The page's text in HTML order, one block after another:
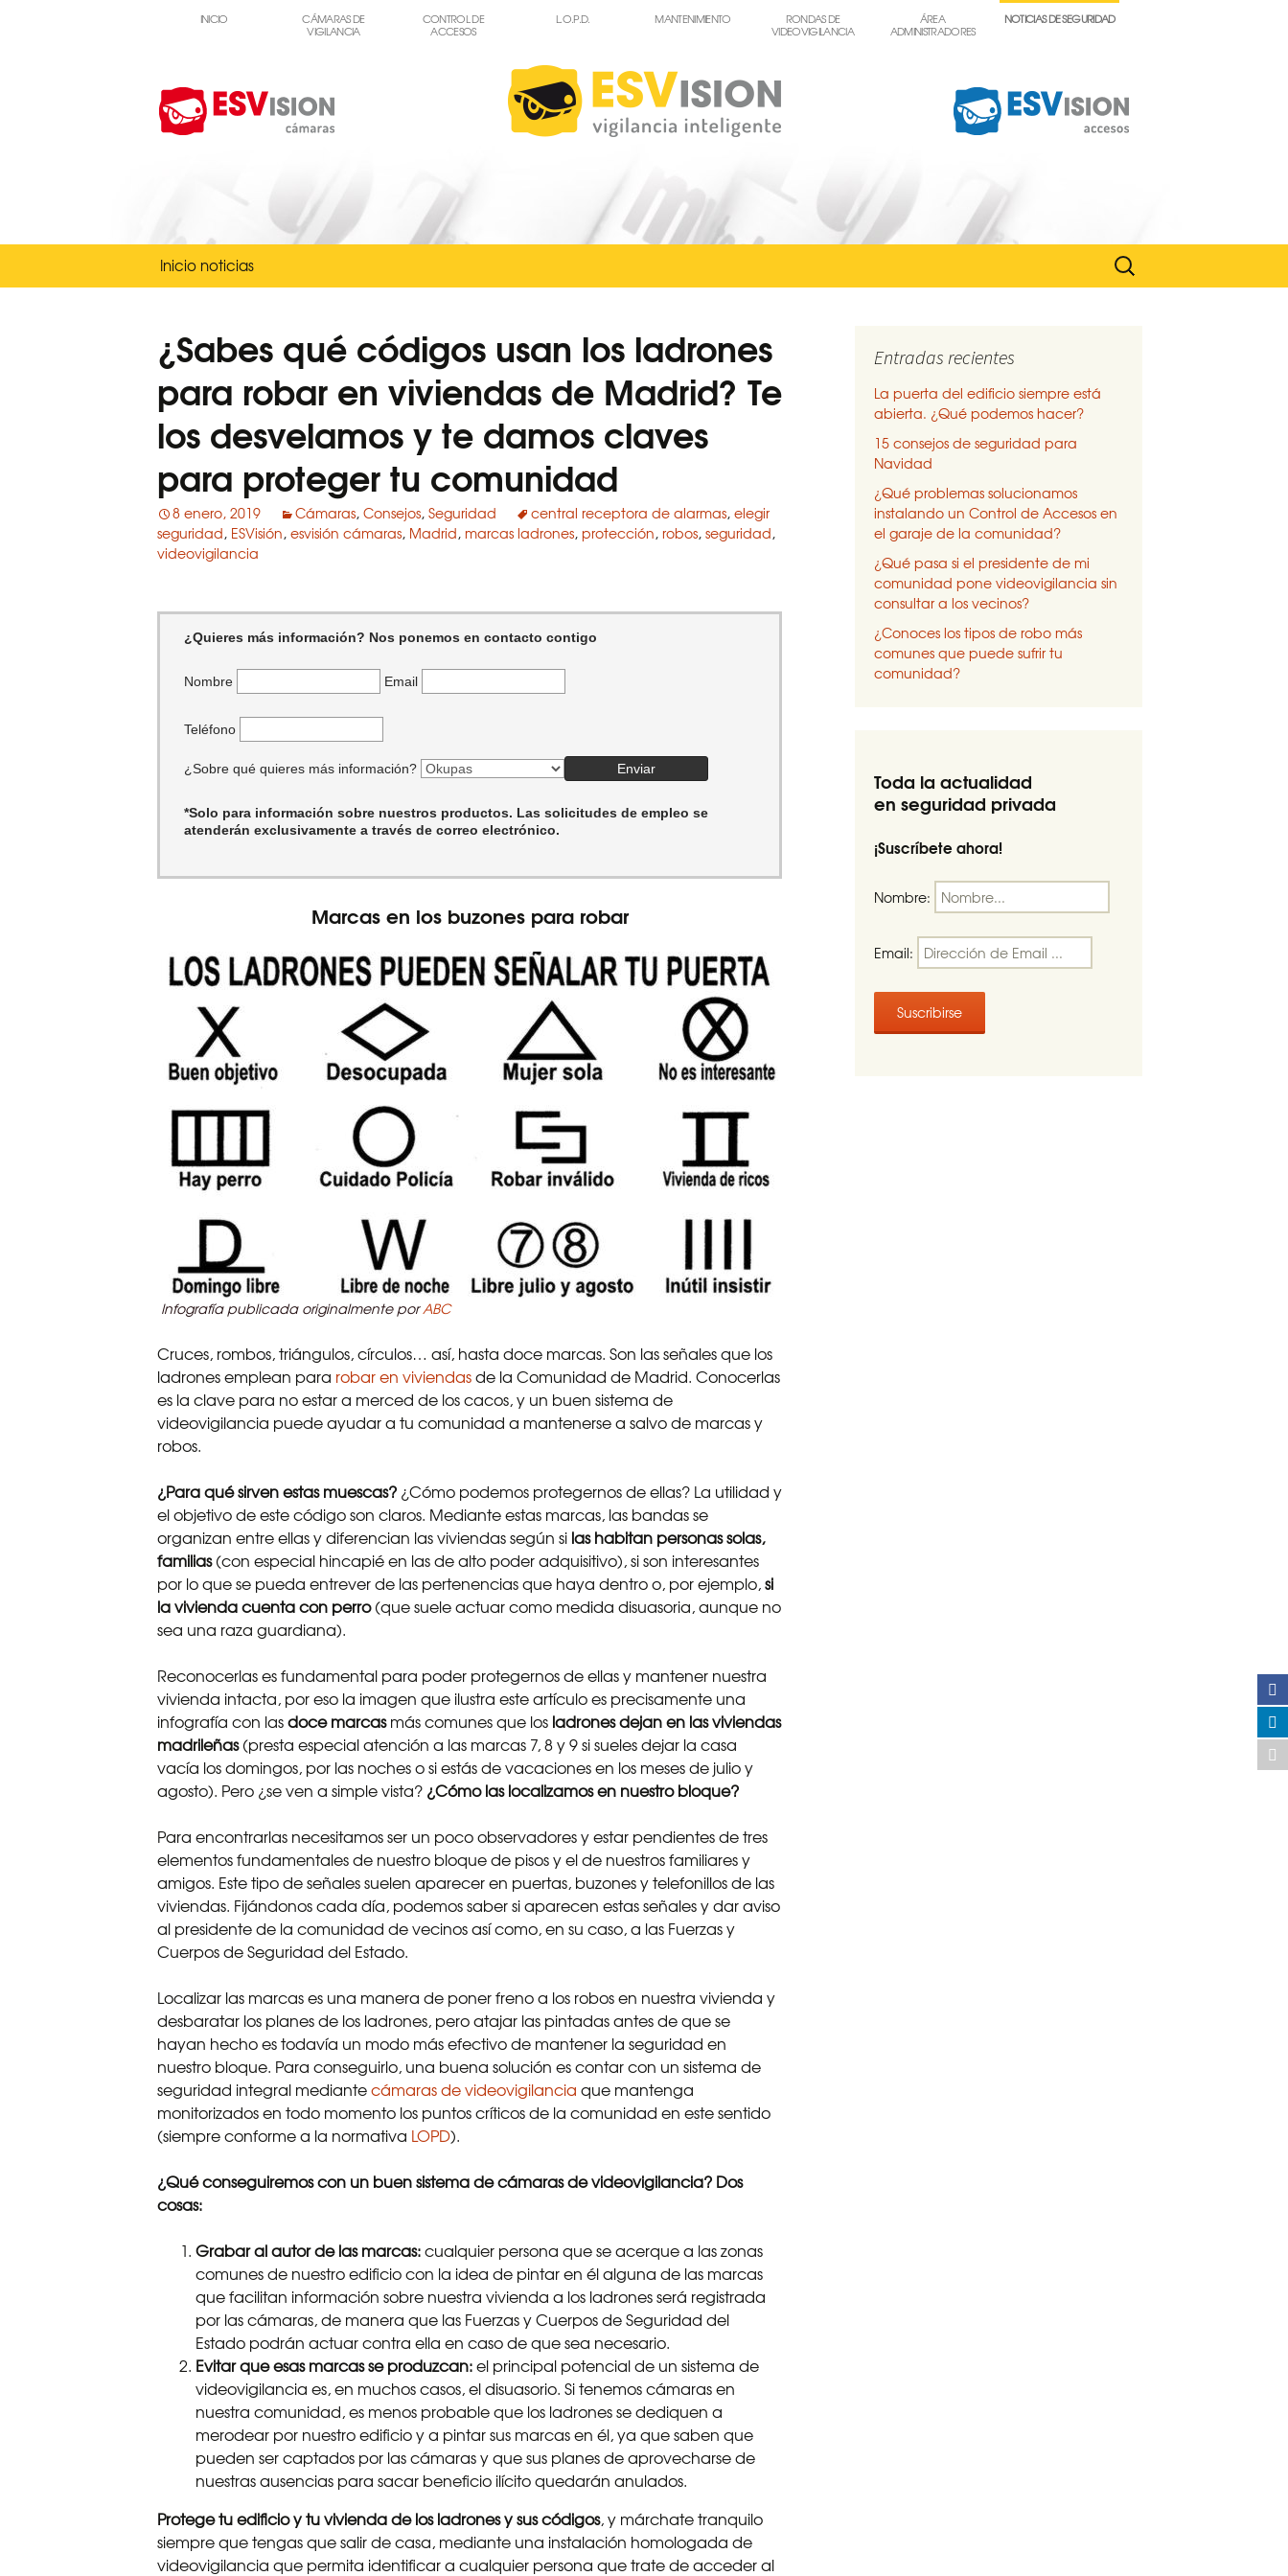
INICIO CÁMARAS DE
VIGILANCIA
CONTROL DE
ACCESOS
L.O.P.D. MANTENIMIENTO RONDAS DE
VIDEOVIGILANCIA
ÁREA
ADMINISTRADORES
NOTICIAS DE SEGURIDAD
Inicio noticias Buscar:
¿Sabes qué códigos usan los ladrones
para robar en viviendas de Madrid? Te
los desvelamos y te damos claves
para proteger tu comunidad
8 enero, 2019 Cámaras, Consejos, Seguridad central receptora de alarmas, elegir
seguridad, ESVisión, esvisión cámaras, Madrid, marcas ladrones, protección, robos, seguridad,
videovigilancia
¿Quieres más información? Nos ponemos en contacto contigo
Nombre Email
Teléfono
¿Sobre qué quieres más información?
*Solo para información sobre nuestros productos. Las solicitudes de empleo se
atenderán exclusivamente a través de correo electrónico.
Marcas en los buzones para robar
Infografía publicada originalmente porABC
Cruces, rombos, triángulos, círculos… así, hasta doce marcas. Son las señales que los
ladrones emplean para robar en viviendasde la Comunidad de Madrid. Conocerlas
es la clave para no estar a merced de los cacos, y un buen sistema de
videovigilancia puede ayudar a tu comunidad a mantenerse a salvo de marcas y
robos.
¿Para qué sirven estas muescas? ¿Cómo podemos protegernos de ellas? La utilidad y
el objetivo de este código son claros. Mediante estas marcas, las bandas se
organizan entre ellas y diferencian las viviendas según si las habitan personas solas,
familias(con especial hincapié en las de alto poder adquisitivo), si son interesantes
por lo que se pueda entrever de las pertenencias que haya dentro o, por ejemplo,si
la vivienda cuenta con perro(que suele actuar como medida disuasoria, aunque no
sea una raza guardiana).
Reconocerlas es fundamental para poder protegernos de ellas y mantener nuestra
vivienda intacta, por eso la imagen que ilustra este artículo es precisamente una
infografía con lasdoce marcasmás comunes que los ladrones dejan en las viviendas
madrileñas(presta especial atención a las marcas 7, 8 y 9 si sueles dejar la casa
vacía los domingos, por las noches o si estás de vacaciones en los meses de julio y
agosto). Pero ¿se ven a simple vista? ¿Cómo las localizamos en nuestro bloque?
Para encontrarlas necesitamos ser un poco observadores y estar pendientes de tres
elementos fundamentales de nuestro bloque de pisos y el de nuestros familiares y
amigos. Este tipo de señales suelen aparecer en puertas, buzones y telefonillos de las
viviendas. Fijándonos cada día, podemos saber si aparecen estas señales y dar aviso
al presidente de la comunidad de vecinos así como, en su caso, a las Fuerzas y
Cuerpos de Seguridad del Estado.
Localizar las marcas es una manera de poner freno a los robos en nuestra vivienda y
desbaratar los planes de los ladrones, pero atajar las pintadas antes de que se
hayan hecho es todavía un modo más efectivo de mantener la seguridad en
nuestro bloque. Para conseguirlo, una buena solución es contar con un sistema de
seguridad integral mediantecámaras de videovigilancia que mantenga
monitorizados en todo momento los puntos críticos de la comunidad en este sentido
(siempre conforme a la normativa LOPD).
¿Qué conseguiremos con un buen sistema de cámaras de videovigilancia? Dos
cosas:
Grabar al autor de las marcas:cualquier persona que se acerque a las zonas
comunes de nuestro edificio con la idea de pintar en él alguna de las marcas
que facilitan información sobre nuestra vivienda a los ladrones será registrada
por las cámaras, de manera que las Fuerzas y Cuerpos de Seguridad del
Estado podrán actuar contra ella en caso de que sea necesario.
Evitar que esas marcas se produzcan:el principal potencial de un sistema de
videovigilancia es, en muchos casos, el disuasorio. Si tenemos cámaras en
nuestra comunidad, es menos probable que los ladrones se dediquen a
merodear por nuestro edificio y a pintar sus marcas en él, ya que saben que
pueden ser captados por las cámaras y que sus planes de aprovecharse de
nuestras ausencias para sacar beneficio ilícito quedarán anulados.
Protege tu edificio y tu vivienda de los ladrones y sus códigos, y márchate tranquilo
siempre que tengas que salir de casa, mediante una instalación homologada de
videovigilancia que permita identificar a cualquier persona que trate de acceder al
Entradas recientes
La puerta del edificio siempre está
abierta. ¿Qué podemos hacer?
15 consejos de seguridad para
Navidad
¿Qué problemas solucionamos
instalando un Control de Accesos en
el garaje de la comunidad?
¿Qué pasa si el presidente de mi
comunidad pone videovigilancia sin
consultar a los vecinos?
¿Conoces los tipos de robo más
comunes que puede sufrir tu
comunidad?
Toda la actualidad
en seguridad privada
¡Suscríbete ahora!
Nombre:
Email: